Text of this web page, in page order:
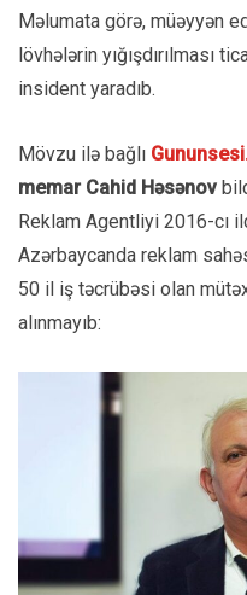
Məlumata görə, müəyyən
lövhələrin yığışdırılması
insident yaradıb.
Mövzu ilə bağlı
memar Cahid Həsənov
Reklam Agentliyi 2016-cı
Azərbaycanda reklam
50 il iş təcrübəsi olan
alınmayıb: